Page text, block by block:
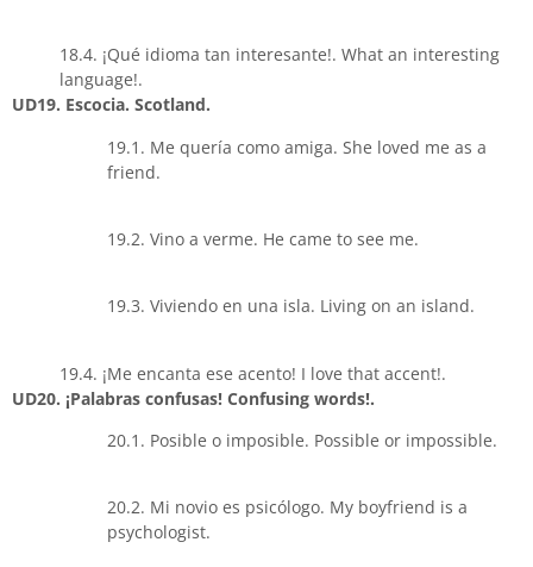
18.4. ¡Qué idioma tan interesante!. What an interesting
language!.
UD19. Escocia. Scotland.
19.1. Me quería como amiga. She loved me as a
friend.
19.2. Vino a verme. He came to see me.
19.3. Viviendo en una isla. Living on an island.
19.4. ¡Me encanta ese acento! I love that accent!.
UD20. ¡Palabras confusas! Confusing words!.
20.1. Posible o imposible. Possible or impossible.
20.2. Mi novio es psicólogo. My boyfriend is a
psychologist.